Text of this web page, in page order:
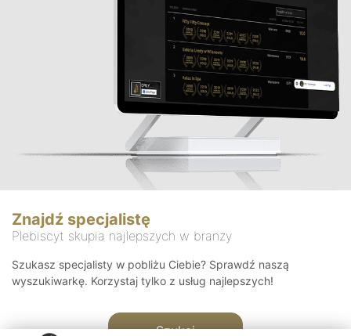
Znajdź specjalistę
Plebiscyt skupia najlepszych w branży
Szukasz specjalisty w pobliżu Ciebie? Sprawdź naszą
wyszukiwarkę. Korzystaj tylko z usług najlepszych!
Szukaj